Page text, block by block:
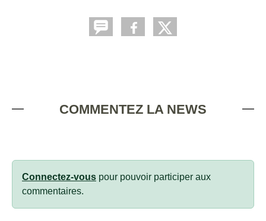
COMMENTEZ LA NEWS
Connectez-vous pour pouvoir participer aux
commentaires.